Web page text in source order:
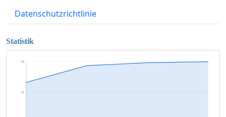
Datenschutzrichtlinie
Statistik
31
62